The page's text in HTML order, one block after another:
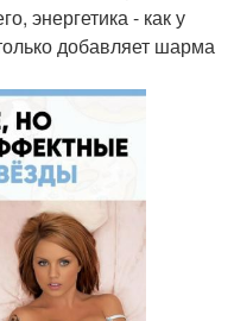
энергетика - как у
добавляет шарма